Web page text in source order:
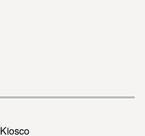
Kiosco